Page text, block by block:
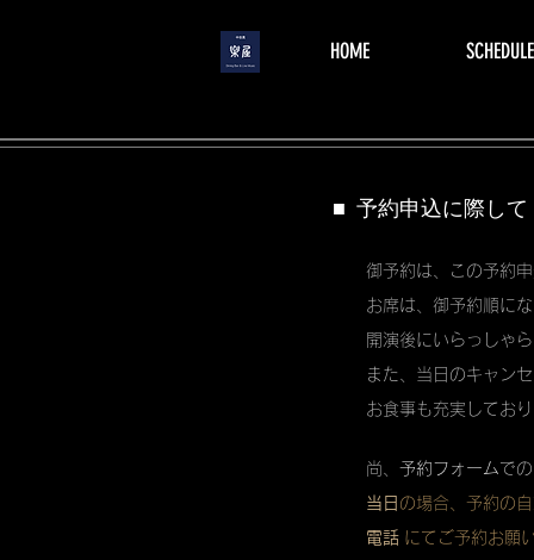
menu HOME SCHEDULE
■ 予約申込に際して
御予約は、この予約
お席は、御予約順に
開演後にいらっしゃ
また、当日のキャン
お食事も充実してお
尚、 予約フォームで
当日 の場合、予約の
電話 にてご予約お願